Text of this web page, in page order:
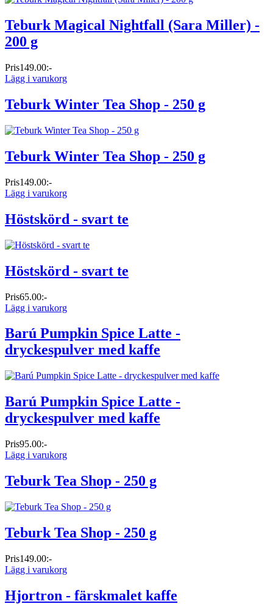
Teburk Magical Nightfall (Sara Miller) -
200 g
Pris149.00:-
Lägg i varukorg
Teburk Winter Tea Shop - 250 g
Teburk Winter Tea Shop - 250 g
Pris149.00:-
Lägg i varukorg
Höstskörd - svart te
Höstskörd - svart te
Pris65.00:-
Lägg i varukorg
Barú Pumpkin Spice Latte -
dryckespulver med kaffe
Barú Pumpkin Spice Latte -
dryckespulver med kaffe
Pris95.00:-
Lägg i varukorg
Teburk Tea Shop - 250 g
Teburk Tea Shop - 250 g
Pris149.00:-
Lägg i varukorg
Hjortron - färskmalet kaffe